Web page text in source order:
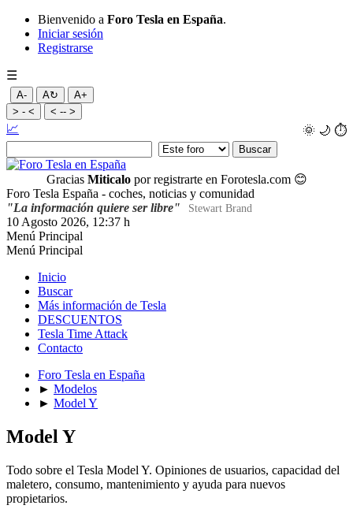
Bienvenido a Foro Tesla en España.
Iniciar sesión
Registrarse
☰
A- A↻
A+
> - <
< -- >
🌞 🌙 ⏱️
📈
Gracias Miticalopor registrarte en Forotesla.com 😊
Foro Tesla España - coches, noticias y comunidad
"La información quiere ser libre"
Stewart Brand
10 Agosto 2026, 12:37 h
Menú Principal
Menú Principal
Inicio
Buscar
Más información de Tesla
DESCUENTOS
Tesla Time Attack
Contacto
Foro Tesla en España
► Modelos
► Model Y
Model Y
Todo sobre el Tesla Model Y. Opiniones de usuarios, capacidad del
maletero, consumo, mantenimiento y ayuda para nuevos
propietarios.